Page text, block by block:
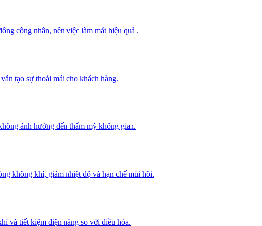
công nhân, nên việc làm mát hiệu quả .
tạo sự thoải mái cho khách hàng.
ảnh hưởng đến thẩm mỹ không gian.
không khí, giảm nhiệt độ và hạn chế mùi hôi.
và tiết kiệm điện năng so với điều hòa.